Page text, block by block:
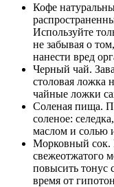
Кофе
Используйте
не забывая о
нанести вред
Черный чай.
столовая ложка
чайные ложки
Соленая пища.
соленое:
маслом и солью
Морковный сок.
свежеотжатого
повысить тонус
время от